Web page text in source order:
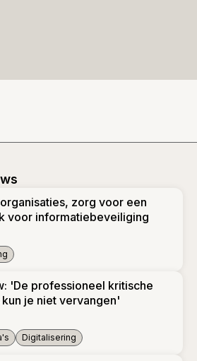
zorg voor een
voor informatiebeveiliging
'De professioneel kritische
je niet vervangen'
Digitalisering